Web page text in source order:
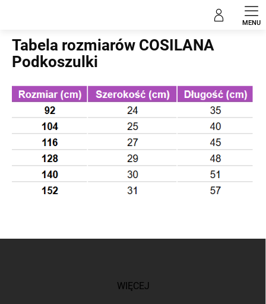
Tabela rozmiarów COSILANA
Podkoszulki
WIĘCEJ